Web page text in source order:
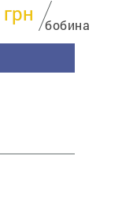
грн
бобина